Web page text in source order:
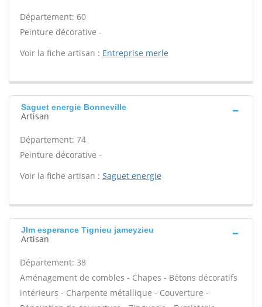
Département: 60
Peinture décorative -
Voir la fiche artisan : Entreprise merle
Saguet energie Bonneville
Artisan
Département: 74
Peinture décorative -
Voir la fiche artisan : Saguet energie
Jlm esperance Tignieu jameyzieu
Artisan
Département: 38
Aménagement de combles - Chapes - Bétons décoratifs
intérieurs - Charpente métallique - Couverture -